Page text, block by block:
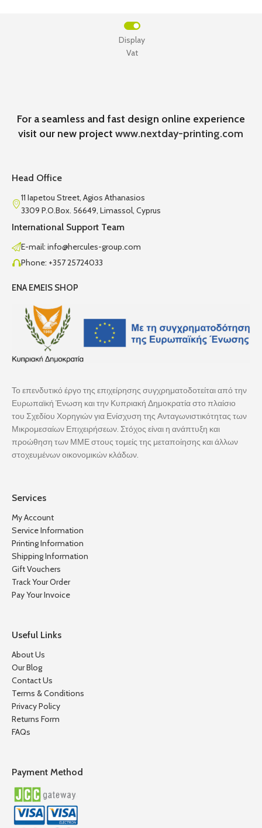
Vat
Display
For a seamless and fast design online experience
visit our new projectwww.nextday-printing.com
Head Office
11 Iapetou Street, Agios Athanasios
3309 P.O.Box. 56649, Limassol, Cyprus
International Support Team
E-mail: info@hercules-group.com
Phone: +357 25724033
ENA EMEIS SHOP
Το επενδυτικό έργο της επιχείρησης συγχρηματοδοτείται από την
Ευρωπαϊκή Ένωση και την Κυπριακή Δημοκρατία στο πλαίσιο
του Σχεδίου Χορηγιών για Ενίσχυση της Ανταγωνιστικότητας των
Μικρομεσαίων Επιχειρήσεων. Στόχος είναι η ανάπτυξη και
προώθηση των ΜΜΕ στους τομείς της μεταποίησης και άλλων
στοχευμένων οικονομικών κλάδων.
Services
My Account
Service Information
Printing Information
Shipping Information
Gift Vouchers
Track Your Order
Pay Your Invoice
Useful Links
About Us
Our Blog
Contact Us
Terms & Conditions
Privacy Policy
Returns Form
FAQs
Payment Method